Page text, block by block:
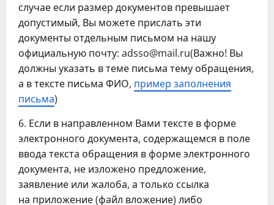
случае если размер документов превышает
допустимый, Вы можете прислать эти
документы отдельным письмом на нашу
официальную почту: adsso@mail.ru(Важно! Вы
должны указать в теме письма тему обращения,
а в тексте письма ФИО, пример заполнения
письма)
6. Если в направленном Вами тексте в форме
электронного документа, содержащемся в поле
ввода текста обращения в форме электронного
документа, не изложено предложение,
заявление или жалоба, а только ссылка
на приложение (файл вложение) либо